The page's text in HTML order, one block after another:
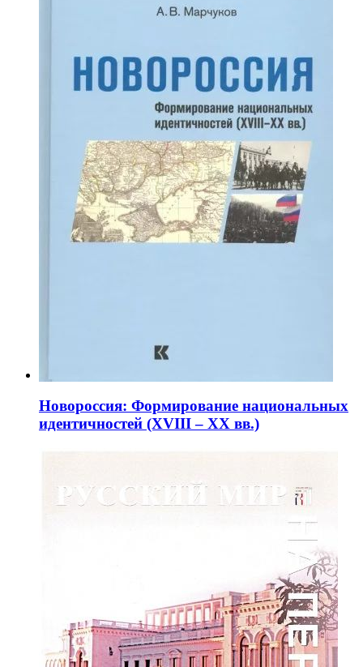
Новороссия: Формирование национальных
идентичностей (XVIII – XX вв.)